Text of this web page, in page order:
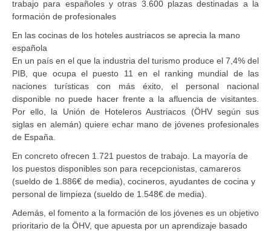
trabajo para españoles y otras 3.600 plazas destinadas a la
formación de profesionales
En las cocinas de los hoteles austriacos se aprecia la mano
española
En un país en el que la industria del turismo produce el 7,4% del
PIB, que ocupa el puesto 11 en el ranking mundial de las
naciones turísticas con más éxito, el personal nacional
disponible no puede hacer frente a la afluencia de visitantes.
Por ello, la Unión de Hoteleros Austriacos (ÖHV según sus
siglas en alemán) quiere echar mano de jóvenes profesionales
de España.
En concreto ofrecen 1.721 puestos de trabajo. La mayoría de
los puestos disponibles son para recepcionistas, camareros
(sueldo de 1.886€ de media), cocineros, ayudantes de cocina y
personal de limpieza (sueldo de 1.548€ de media).
Además, el fomento a la formación de los jóvenes es un objetivo
prioritario de la ÖHV, que apuesta por un aprendizaje basado